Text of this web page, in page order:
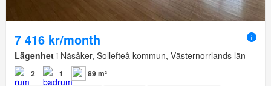
7 416 kr/month
Lägenhet i Näsåker, Sollefteå kommun, Västernorrlands län
2 1 89 m²